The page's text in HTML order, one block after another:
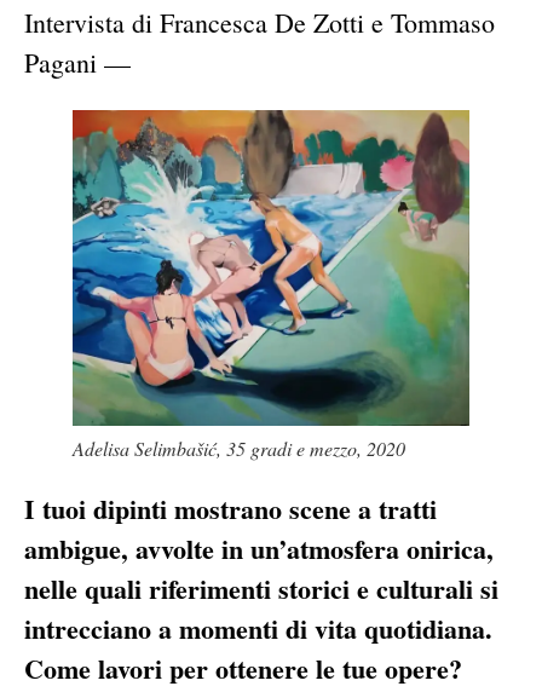
Intervista di Francesca De Zotti e Tommaso
Pagani —
Adelisa Selimbašić, 35 gradi e mezzo, 2020
I tuoi dipinti mostrano scene a tratti
ambigue, avvolte in un’atmosfera onirica,
nelle quali riferimenti storici e culturali si
intrecciano a momenti di vita quotidiana.
Come lavori per ottenere le tue opere?